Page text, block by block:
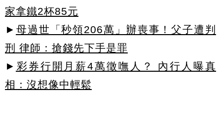
家拿鐵2杯85元
► 母過世「秒領206萬」辦喪事！父子遭判
刑 律師：搶錢先下手是罪
► 彩券行開月薪4萬徵嘸人？ 內行人曝真
相：沒想像中輕鬆